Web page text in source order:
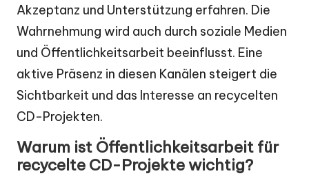
Akzeptanz und Unterstützung erfahren. Die
Wahrnehmung wird auch durch soziale Medien
und Öffentlichkeitsarbeit beeinflusst. Eine
aktive Präsenz in diesen Kanälen steigert die
Sichtbarkeit und das Interesse an recycelten
CD-Projekten.
Warum ist Öffentlichkeitsarbeit für
recycelte CD-Projekte wichtig?